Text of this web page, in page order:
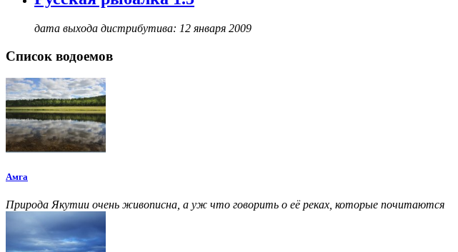
дата выхода дистрибутива: 12 января 2009
Список водоемов
Амга
Природа Якутии очень живописна, а уж что говорить о её реках, которые почитаются